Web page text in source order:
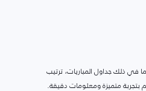
في ذلك جداول المباريات، ترتيب
بتجربة متميزة ومعلومات دقيقة.